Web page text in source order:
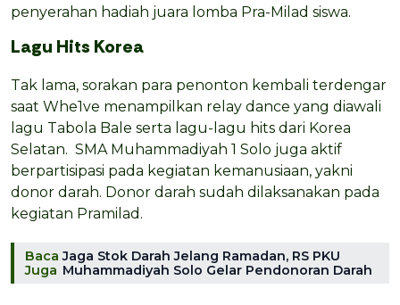
penyerahan hadiah juara lomba Pra-Milad siswa.
Lagu Hits Korea
Tak lama, sorakan para penonton kembali terdengar
saat Whe1ve menampilkan relay dance yang diawali
lagu Tabola Bale serta lagu-lagu hits dari Korea
Selatan. SMA Muhammadiyah 1 Solo juga aktif
berpartisipasi pada kegiatan kemanusiaan, yakni
donor darah. Donor darah sudah dilaksanakan pada
kegiatan Pramilad.
Baca
Juga
Jaga Stok Darah Jelang Ramadan, RS PKU
Muhammadiyah Solo Gelar Pendonoran Darah